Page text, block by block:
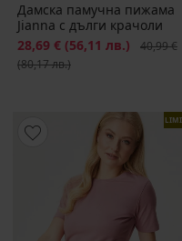
Дамска памучна пижама
Jianna с дълги крачоли
Намаление
28,69 € (56,11 лв.)
40,99 €
(80,17 лв.)